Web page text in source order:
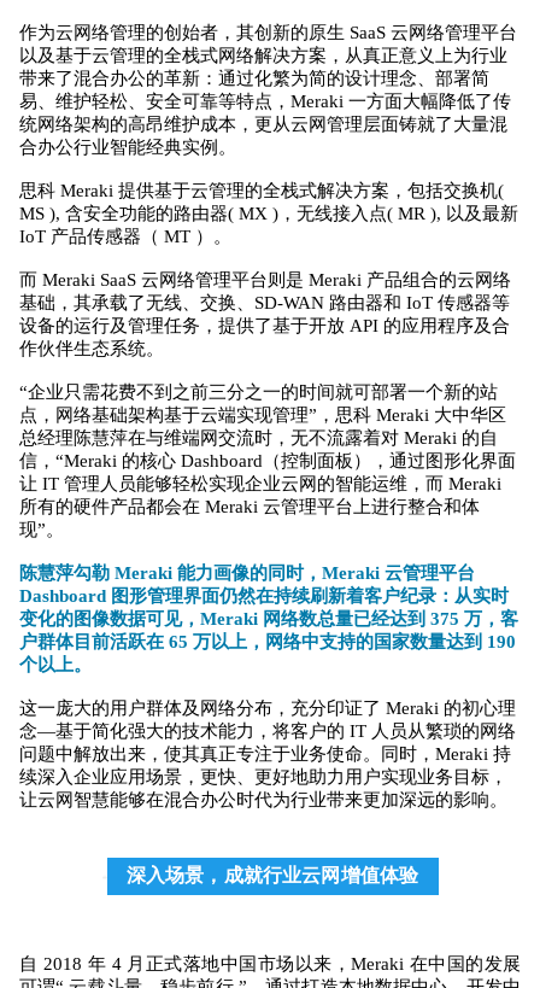
作为云网络管理的创始者，其创新的原生 SaaS 云网络管理平台
以及基于云管理的全栈式网络解决方案，从真正意义上为行业
带来了混合办公的革新：通过化繁为简的设计理念、部署简
易、维护轻松、安全可靠等特点，Meraki 一方面大幅降低了传
统网络架构的高昂维护成本，更从云网管理层面铸就了大量混
合办公行业智能经典实例。
思科 Meraki 提供基于云管理的全栈式解决方案，包括交换机(
MS ), 含安全功能的路由器( MX )，无线接入点( MR ), 以及最新
IoT 产品传感器（ MT ）。
而 Meraki SaaS 云网络管理平台则是 Meraki 产品组合的云网络
基础，其承载了无线、交换、SD-WAN 路由器和 IoT 传感器等
设备的运行及管理任务，提供了基于开放 API 的应用程序及合
作伙伴生态系统。
“企业只需花费不到之前三分之一的时间就可部署一个新的站
点，网络基础架构基于云端实现管理”，思科 Meraki 大中华区
总经理陈慧萍在与维端网交流时，无不流露着对 Meraki 的自
信，“Meraki 的核心 Dashboard（控制面板），通过图形化界面
让 IT 管理人员能够轻松实现企业云网的智能运维，而 Meraki
所有的硬件产品都会在 Meraki 云管理平台上进行整合和体
现”。
陈慧萍勾勒 Meraki 能力画像的同时，Meraki 云管理平台
Dashboard 图形管理界面仍然在持续刷新着客户纪录：从实时
变化的图像数据可见，Meraki 网络数总量已经达到 375 万，客
户群体目前活跃在 65 万以上，网络中支持的国家数量达到 190
个以上。
这一庞大的用户群体及网络分布，充分印证了 Meraki 的初心理
念—基于简化强大的技术能力，将客户的 IT 人员从繁琐的网络
问题中解放出来，使其真正专注于业务使命。同时，Meraki 持
续深入企业应用场景，更快、更好地助力用户实现业务目标，
让云网智慧能够在混合办公时代为行业带来更加深远的影响。
深入场景，成就行业云网增值体验
自 2018 年 4 月正式落地中国市场以来，Meraki 在中国的发展